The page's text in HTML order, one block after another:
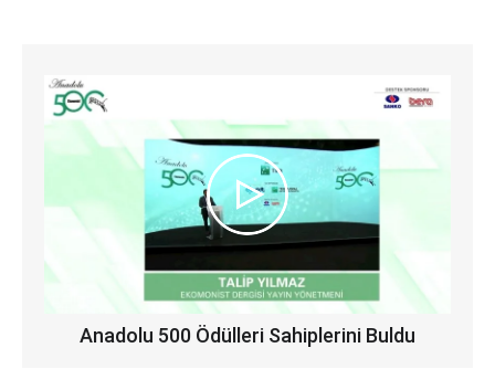
Anadolu 500 Ödülleri Sahiplerini Buldu